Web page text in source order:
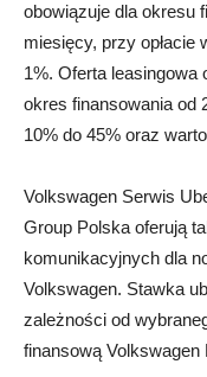
obowiązuje dla okresu
miesięcy, przy opłacie
1%. Oferta leasingowa
okres finansowania od
10% do 45% oraz
Volkswagen Serwis
Group Polska oferują
komunikacyjnych dla
Volkswagen. Stawka
zależności od
finansową Volkswagen